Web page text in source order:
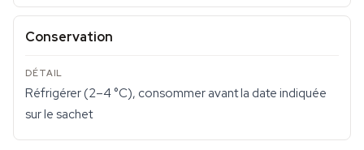
Conservation
Réfrigérer (2–4 °C), consommer avant la date indiquée
sur le sachet